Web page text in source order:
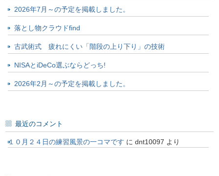
2026年7月～の予定を掲載しました。
落とし物クラウドfind
古武術式 疲れにくい「階段の上り下り」の技術
NISAとiDeCo選ぶならどっち!
2026年2月～の予定を掲載しました。
最近のコメント
１０月２４日の練習風景の一コマです にdnt10097 より